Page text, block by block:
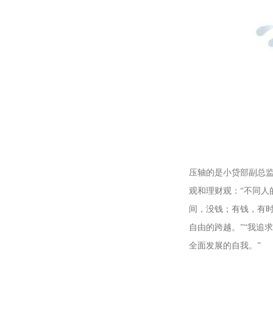
压轴的是小贷部副总
观和理财观：“不同
间，没钱；有钱，有
自由的跨越。”“我追
全面发展的自我。”